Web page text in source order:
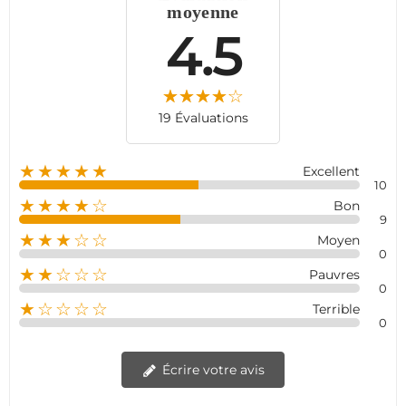
moyenne
4.5
19 Évaluations
★★★★★ Excellent
10
★★★★☆ Bon
9
★★★☆☆ Moyen
0
★★☆☆☆ Pauvres
0
★☆☆☆☆ Terrible
0
Écrire votre avis